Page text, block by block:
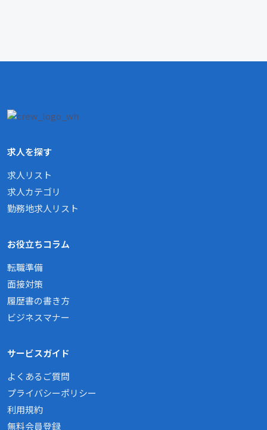
求人を探す
求人リスト
求人カテゴリ
勤務地求人リスト
お役立ちコラム
転職準備
面接対策
履歴書の書き方
ビジネスマナー
サービスガイド
よくあるご質問
プライバシーポリシー
利用規約
無料会員登録